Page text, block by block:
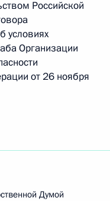
Российской
условиях
Организации
от 26 ноября
Думой